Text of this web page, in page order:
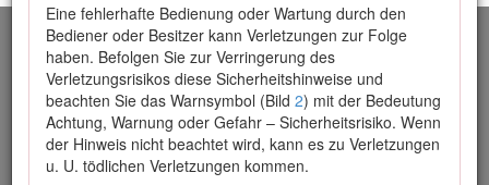
Eine fehlerhafte Bedienung oder Wartung durch den
Bediener oder Besitzer kann Verletzungen zur Folge
haben. Befolgen Sie zur Verringerung des
Verletzungsrisikos diese Sicherheitshinweise und
beachten Sie das Warnsymbol (Bild 2) mit der Bedeutung
Achtung, Warnung oder Gefahr – Sicherheitsrisiko. Wenn
der Hinweis nicht beachtet wird, kann es zu Verletzungen
u. U. tödlichen Verletzungen kommen.
Einführung
Bei ordnungsgemäßer Installation verwandelt dieses
Anbaugerät ein Fahrzeug in ein spezielles
Rasensprühfahrzeug und ist für den Einsatz durch
professionelle, geschulte Bediener in gewerblichen